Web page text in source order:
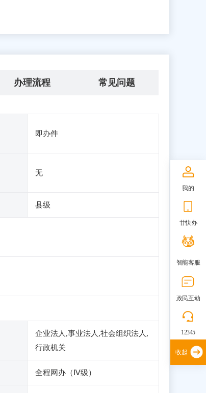
办理流程 常见问题
即办件
无
县级
企业法人,事业法人,社会组织法人,
行政机关
全程网办（Ⅳ级）
我的
甘快办
智能客服
政民互动
12345
收起